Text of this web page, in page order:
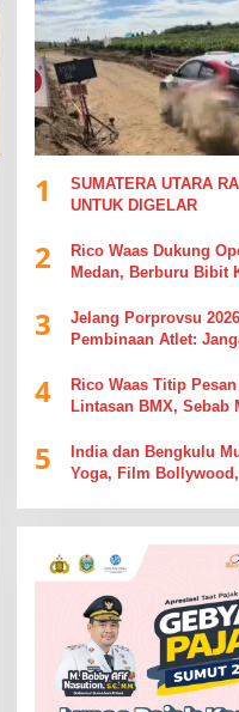
1
SUMATERA UTARA
UNTUK DIGELAR
2
Rico Waas Dukung
Medan, Berburu Bibit
Komentar
3
Jelang Porprovsu
Pembinaan Atlet:
4
Rico Waas Titip
Lintasan BMX, Sebab
5
India dan Bengkulu
Yoga, Film